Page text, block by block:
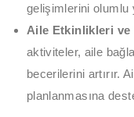
gelişimlerini olumlu
Aile Etkinlikleri ve
aktiviteler, aile
becerilerini artırır.
planlanmasına